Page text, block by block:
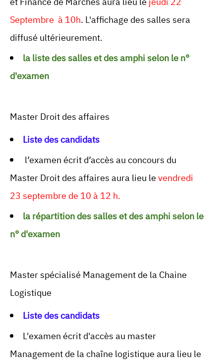
Septembre à 10h. L'affichage des salles sera
diffusé ultérieurement.
la liste des salles et des amphi selon le n°
d'examen
Master Droit des affaires
Liste des candidats
l’examen écrit d’accès au concours du
Master Droit des affaires aura lieu levendredi
23 septembre de 10 à 12 h.
la répartition des salles et des amphi selon le
n° d'examen
Master spécialisé Management de la Chaine
Logistique
Liste des candidats
L'examen écrit d'accès au master
Management de la chaîne logistique aura lieu le